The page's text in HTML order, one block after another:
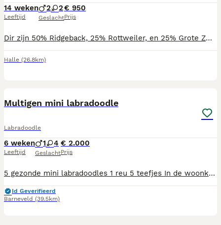
14 weken
Leeftijd
2 2
Geslacht
€ 950
Prijs
Dir zijn 50% Ridgeback, 25% Rottweiler, en 25% Grote Zwitserse Sennen pups. De pups zijn opgegroeid op de boerderij, ze zijn erg aanhankelijk, komen veel buiten en zijn nu opzoek naar een nieuw huisje. Ook gaan ze af en toe mee naar nieuwe plekken. Ook hier zijn ze niet bang en erg sociaal
Halle (26.8km)
Multigen mini labradoodle
Labradoodle
6 weken
Leeftijd
1 4
Geslacht
€ 2.000
Prijs
5 gezonde mini labradoodles 1 reu 5 teefjes In de woonkamer geboren op 25 juni. Moeder verzorgt de puppies heel goed. Ze zijn allemaal gezond verklaard door de dierenarts, gechipt en gevaccineerd. We ontwormen volgens schema. En besteden veel aandacht aan het socialiseren van de pups. Ze groeien op in ons gezin in de woonkamer/ keuken en wennen zo aan dagelijkse geluiden die er zijn. Ouders zijn beide gezond en hebben afstammingsbewijs. Vader is een pure bred Australian labradoodle. Moeder is multigen australian labradoodle. Nieuwsgierig geworden? Bel of app ons en leuk als u komt kijken of de klik er is
Id Geverifieerd
Barneveld (39.5km)